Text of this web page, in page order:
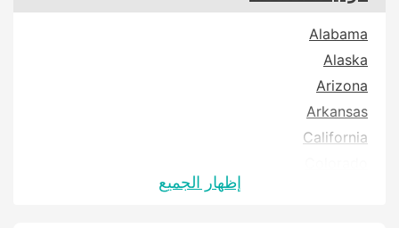
Alabama
Alaska
Arizona
Arkansas
California
إظهار الجميع